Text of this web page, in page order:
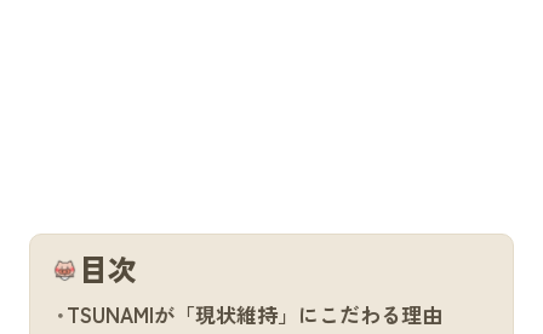
目次
TSUNAMIが「現状維持」にこだわる理由